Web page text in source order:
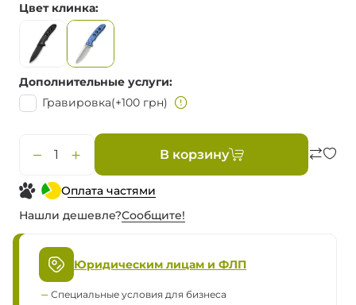
Цвет клинка
Дополнительные услуги
Гравировка(+100 грн)
В корзину
Оплата частями
Нашли дешевле?Сообщите!
Юридическим лицам и ФЛП
Специальные условия для бизнеса